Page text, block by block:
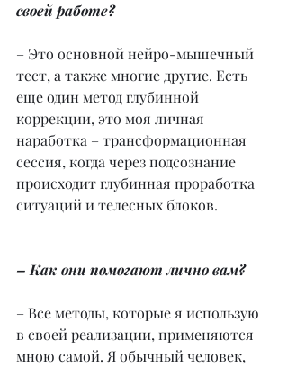
своей работе?
– Это основной нейро-мышечный
тест, а также многие другие. Есть
еще один метод глубинной
коррекции, это моя личная
наработка – трансформационная
сессия, когда через подсознание
происходит глубинная проработка
ситуаций и телесных блоков.
– Как они помогают лично вам?
– Все методы, которые я использую
в своей реализации, применяются
мною самой. Я обычный человек,